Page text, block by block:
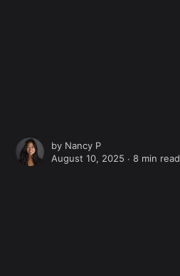
by Nancy P
August 10, 2025 ∙8 min read